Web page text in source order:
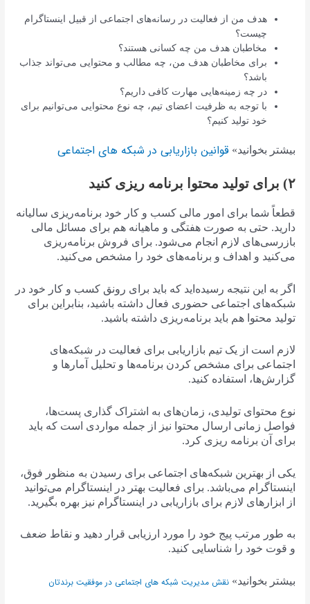
هدف من از فعالیت در رسانه‌های اجتماعی از قبیل اینستاگرام
چیست؟
مخاطبان هدف من چه کسانی هستند؟
برای مخاطبان هدف من، چه مطالب و محتوایی می‌تواند جذاب
باشد؟
در چه زمینه‌هایی مهارت کافی داریم؟
با توجه به ظرفیت اعضای تیم، چه نوع محتوایی می‌توانیم برای
خود تولید کنیم؟
بیشتر بخوانید»قوانین بازاریابی در شبکه های اجتماعی
۲) برای تولید محتوا برنامه ریزی کنید
قطعاً شما برای امور مالی کسب و کار خود برنامه‌ریزی سالیانه
دارید. حتی به صورت هفتگی و ماهیانه هم برای مسائل مالی
بازرسی‌های لازم انجام می‌شود. برای فروش برنامه‌ریزی
می‌کنید و اهداف و برنامه‌های خود را مشخص می‌کنید.
اگر به این نتیجه رسیده‌اید که باید برای رونق کسب و کار خود در
شبکه‌های اجتماعی حضوری فعال داشته باشید، بنابراین برای
تولید محتوا هم باید برنامه‌ریزی داشته باشید.
لازم است از یک تیم بازاریابی برای فعالیت در شبکه‌های
اجتماعی برای مشخص کردن برنامه‌ها و تحلیل آمارها و
گزارش‌ها، استفاده کنید.
نوع محتوای تولیدی، زمان‌های به اشتراک گذاری پست‌ها،
فواصل زمانی ارسال محتوا نیز از جمله مواردی است که باید
برای آن برنامه ریزی کرد.
یکی از بهترین شبکه‌های اجتماعی برای رسیدن به منظور فوق،
اینستاگرام می‌باشد. برای فعالیت بهتر در اینستاگرام می‌توانید
از ابزارهای لازم برای بازاریابی در اینستاگرام نیز بهره بگیرید.
به طور مرتب پیج خود را مورد ارزیابی قرار دهید و نقاط ضعف
و قوت خود را شناسایی کنید.
بیشتر بخوانید»نقش مدیریت شبکه های اجتماعی در موفقیت برندتان